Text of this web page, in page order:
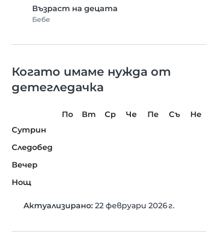
Възраст на децата
Бебе
Когато имаме нужда от
детегледачка
По Вт Ср Че Пе Съ
Не
Сутрин
Следобед
Вечер
Нощ
Актуализирано: 22 февруари 2026 г.